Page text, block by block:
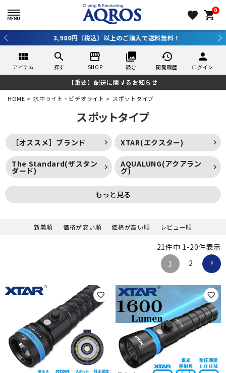
favorite 0
shopping_cart
3,980円（税込）以上のご購入で送料無料！
view_module
アイテム
search
探す
storefront
SHOP
collections
読む
history
閲覧履歴
person
ログイン
【重要】配送に関するお知らせ
HOME 水中ライト・ビデオライト スポットタイプ
スポットタイプ
［オススメ］ブランド XTAR(エクスター)
The Standard(ザスタン
ダード)
AQUALUNG(アクアラン
グ)
もっと見る
新着順 価格が安い順 価格が高い順 レビュー順
21件中 1-20件表示
1
2